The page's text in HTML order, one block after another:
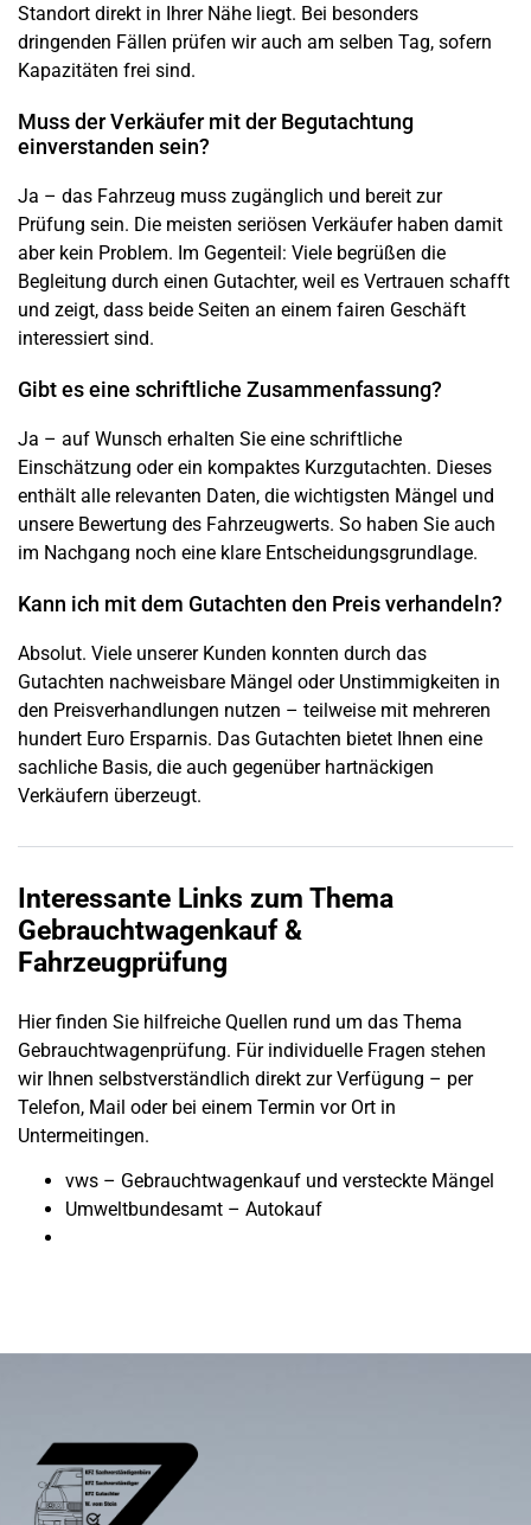
Standort direkt in Ihrer Nähe liegt. Bei besonders
dringenden Fällen prüfen wir auch am selben Tag, sofern
Kapazitäten frei sind.
Muss der Verkäufer mit der Begutachtung
einverstanden sein?
Ja – das Fahrzeug muss zugänglich und bereit zur
Prüfung sein. Die meisten seriösen Verkäufer haben damit
aber kein Problem. Im Gegenteil: Viele begrüßen die
Begleitung durch einen Gutachter, weil es Vertrauen schafft
und zeigt, dass beide Seiten an einem fairen Geschäft
interessiert sind.
Gibt es eine schriftliche Zusammenfassung?
Ja – auf Wunsch erhalten Sie eine schriftliche
Einschätzung oder ein kompaktes Kurzgutachten. Dieses
enthält alle relevanten Daten, die wichtigsten Mängel und
unsere Bewertung des Fahrzeugwerts. So haben Sie auch
im Nachgang noch eine klare Entscheidungsgrundlage.
Kann ich mit dem Gutachten den Preis verhandeln?
Absolut. Viele unserer Kunden konnten durch das
Gutachten nachweisbare Mängel oder Unstimmigkeiten in
den Preisverhandlungen nutzen – teilweise mit mehreren
hundert Euro Ersparnis. Das Gutachten bietet Ihnen eine
sachliche Basis, die auch gegenüber hartnäckigen
Verkäufern überzeugt.
Interessante Links zum Thema
Gebrauchtwagenkauf&
Fahrzeugprüfung
Hier finden Sie hilfreiche Quellen rund um das Thema
Gebrauchtwagenprüfung. Für individuelle Fragen stehen
wir Ihnen selbstverständlich direkt zur Verfügung – per
Telefon, Mail oder bei einem Termin vor Ort in
Untermeitingen.
vws – Gebrauchtwagenkauf und versteckte Mängel
Umweltbundesamt – Autokauf